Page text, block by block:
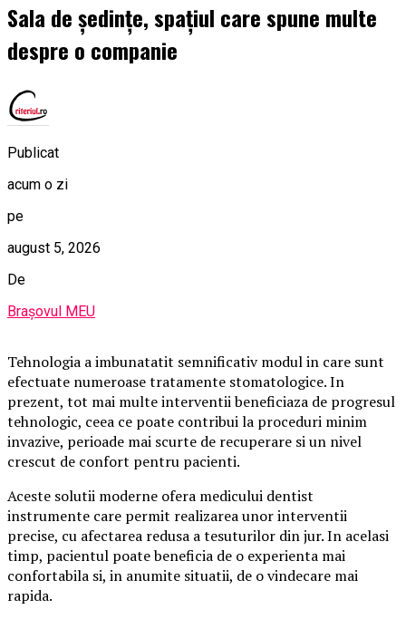
Sala de ședințe, spațiul care spune multe
despre o companie
Publicat
acum o zi
pe
august 5, 2026
De
Brașovul MEU
Tehnologia a imbunatatit semnificativ modul in care sunt
efectuate numeroase tratamente stomatologice. In
prezent, tot mai multe interventii beneficiaza de progresul
tehnologic, ceea ce poate contribui la proceduri minim
invazive, perioade mai scurte de recuperare si un nivel
crescut de confort pentru pacienti.
Aceste solutii moderne ofera medicului dentist
instrumente care permit realizarea unor interventii
precise, cu afectarea redusa a tesuturilor din jur. In acelasi
timp, pacientul poate beneficia de o experienta mai
confortabila si, in anumite situatii, de o vindecare mai
rapida.